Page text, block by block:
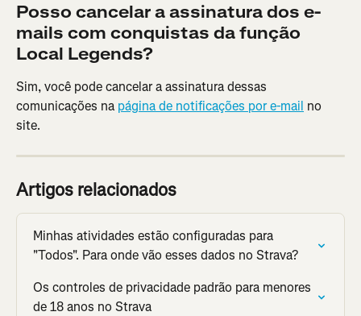
Posso cancelar a assinatura dos e-
mails com conquistas da função
Local Legends?
Sim, você pode cancelar a assinatura dessas
comunicações na página de notificações por e-mail no
site.
Artigos relacionados
Minhas atividades estão configuradas para
"Todos". Para onde vão esses dados no Strava?
Os controles de privacidade padrão para menores
de 18 anos no Strava